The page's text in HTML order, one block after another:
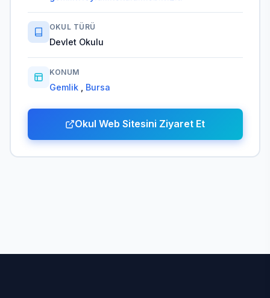
OKUL TÜRÜ
Devlet Okulu
KONUM
Gemlik Bursa
Okul Web Sitesini Ziyaret Et